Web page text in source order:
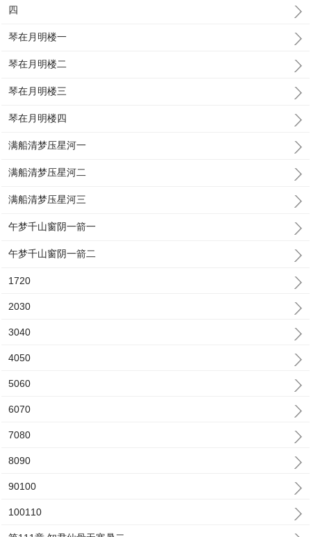
四
琴在月明楼一
琴在月明楼二
琴在月明楼三
琴在月明楼四
满船清梦压星河一
满船清梦压星河二
满船清梦压星河三
午梦千山窗阴一箭一
午梦千山窗阴一箭二
1720
2030
3040
4050
5060
6070
7080
8090
90100
100110